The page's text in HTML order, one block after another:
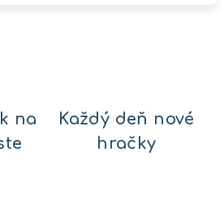
na
Každý deň nové
hračky